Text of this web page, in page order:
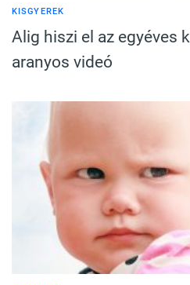
KISGYEREK
Alig hiszi el az egyéves
aranyos videó